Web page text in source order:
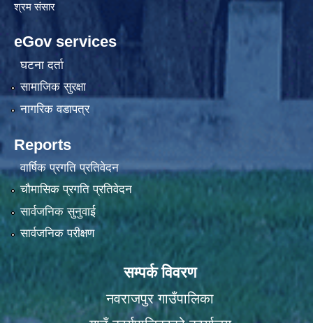
श्रम संसार
eGov services
घटना दर्ता
सामाजिक सुरक्षा
नागरिक वडापत्र
Reports
वार्षिक प्रगति प्रतिवेदन
चौमासिक प्रगति प्रतिवेदन
सार्वजनिक सुनुवाई
सार्वजनिक परीक्षण
सम्पर्क विवरण
नवराजपुर गाउँपालिका